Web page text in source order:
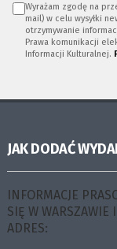
Wyrażam zgodę na
mail) w celu wysyłki
otrzymywanie
Prawa komunikacji
Informacji Kulturalnej.
JAK DODAĆ
INFORMACJE
SIĘ W WARSZAWIE
ADRES: